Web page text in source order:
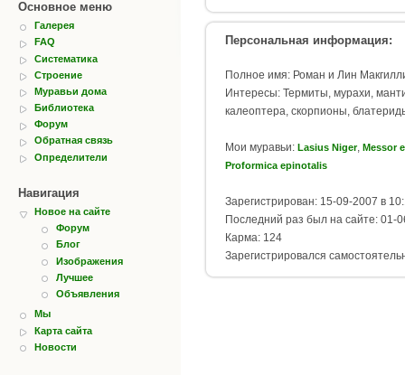
Основное меню
Галерея
FAQ
Систематика
Строение
Муравьи дома
Библиотека
Форум
Обратная связь
Определители
Навигация
Новое на сайте
Форум
Блог
Изображения
Лучшее
Объявления
Мы
Карта сайта
Новости
Персональная информация:
Полное имя: Роман и Лин
Интересы: Термиты, мурахи,
калеоптера, скорпионы,
Мои муравьи: Lasius Niger, Messor
Proformica epinotalis
Зарегистрирован: 15-09-2007 в
Последний раз был на сайте: 01-
Карма: 124
Зарегистрировался